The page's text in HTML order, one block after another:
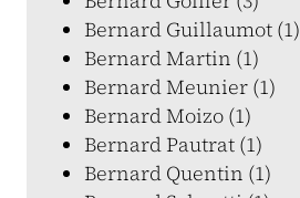
Bernard Guillaumot (1)
Bernard Martin (1)
Bernard Meunier (1)
Bernard Moizo (1)
Bernard Pautrat (1)
Bernard Quentin (1)